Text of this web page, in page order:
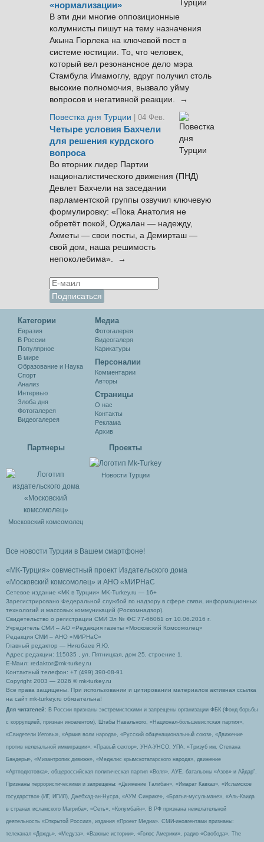
«нормализации»
В эти дни многие оппозиционные
колумнисты пишут на тему назначения
Акына Гюрлека на ключевой пост в
системе юстиции. То, что человек,
который вел резонансное дело мэра
Стамбула Имамоглу, вдруг получил столь
высокие полномочия, вызвало уйму
вопросов и негативной реакции. →
Повестка дня Турции
| 04 Фев.
Четыре условия Бахчели
для решения курдского
вопроса
Во вторник лидер Партии
националистического движения (ПНД)
Девлет Бахчели на заседании
парламентской группы озвучил ключевую
формулировку: «Пока Анатолия не
обретёт покой, Оджалан — надежду,
Ахметы — свои посты, а Демирташ —
свой дом, наша решимость
непоколебима». →
Категории
Евразия
В России
Популярное
В мире
Образование и Наука
Спорт
Анализ
Интервью
Злоба дня
Фотогалерея
Видеогалерея
Медиа
Фотогалерея
Видеогалеря
Карикатуры
Персоналии
Комментарии
Авторы
Cтраницы
О нас
Контакты
Реклама
Архив
Партнеры
Московский комсомолец
Проекты
Новости Турции
Все новости Турции в Вашем смартфоне!
«МК-Турция» совместный проект Издательского дома
«Московский комсомолец» и АНО «МИРНаС
Сетевое издание «МК в Турции» MK-Turkey.ru — 16+
Зарегистрировано Федеральной службой по надзору в сфере связи, информационных
технологий и массовых коммуникаций (Роскомнадзор).
Свидетельство о регистрации СМИ Эл № ФС 77-66061 от 10.06.2016 г.
Учредитель СМИ – АО «Редакция газеты «Московский Комсомолец»
Редакция СМИ – АНО «МИРНаС»
Главный редактор — Ниязбаев Я.Ю.
Адрес редакции: 115035 , ул. Пятницкая, дом 25, строение 1.
Е-Маил: redaktor@mk-turkey.ru
Контактный телефон: +7 (499) 390-08-91
Copyright 2003 — 2026 © mk-turkey.ru
Все права защищены. При использовании и цитировании материалов активная ссылка
на сайт mk-turkey.ru обязательна!
Для читателей : В России признаны экстремистскими и запрещены организации ФБК (Фонд борьбы
с коррупцией, признан иноагентом), Штабы Навального, «Национал-большевистская партия»,
«Свидетели Иеговы», «Армия воли народа», «Русский общенациональный союз», «Движение
против нелегальной иммиграции», «Правый сектор», УНА-УНСО, УПА, «Тризуб им. Степана
Бандеры», «Мизантропик дивижн», «Меджлис крымскотатарского народа», движение
«Артподготовка», общероссийская политическая партия «Воля», АУЕ, батальоны «Азов» и Айдар″.
Признаны террористическими и запрещены: «Движение Талибан», «Имарат Кавказ», «Исламское
государство» (ИГ, ИГИЛ), Джебхад-ан-Нусра, «АУМ Синрике», «Братья-мусульмане», «Аль-Каида
в странах исламского Магриба», «Сеть», «Колумбайн». В РФ признана нежелательной
деятельность «Открытой России», издания «Проект Медиа». СМИ-иноагентами признаны:
телеканал «Дождь», «Медуза», «Важные истории», «Голос Америки», радио «Свобода», The